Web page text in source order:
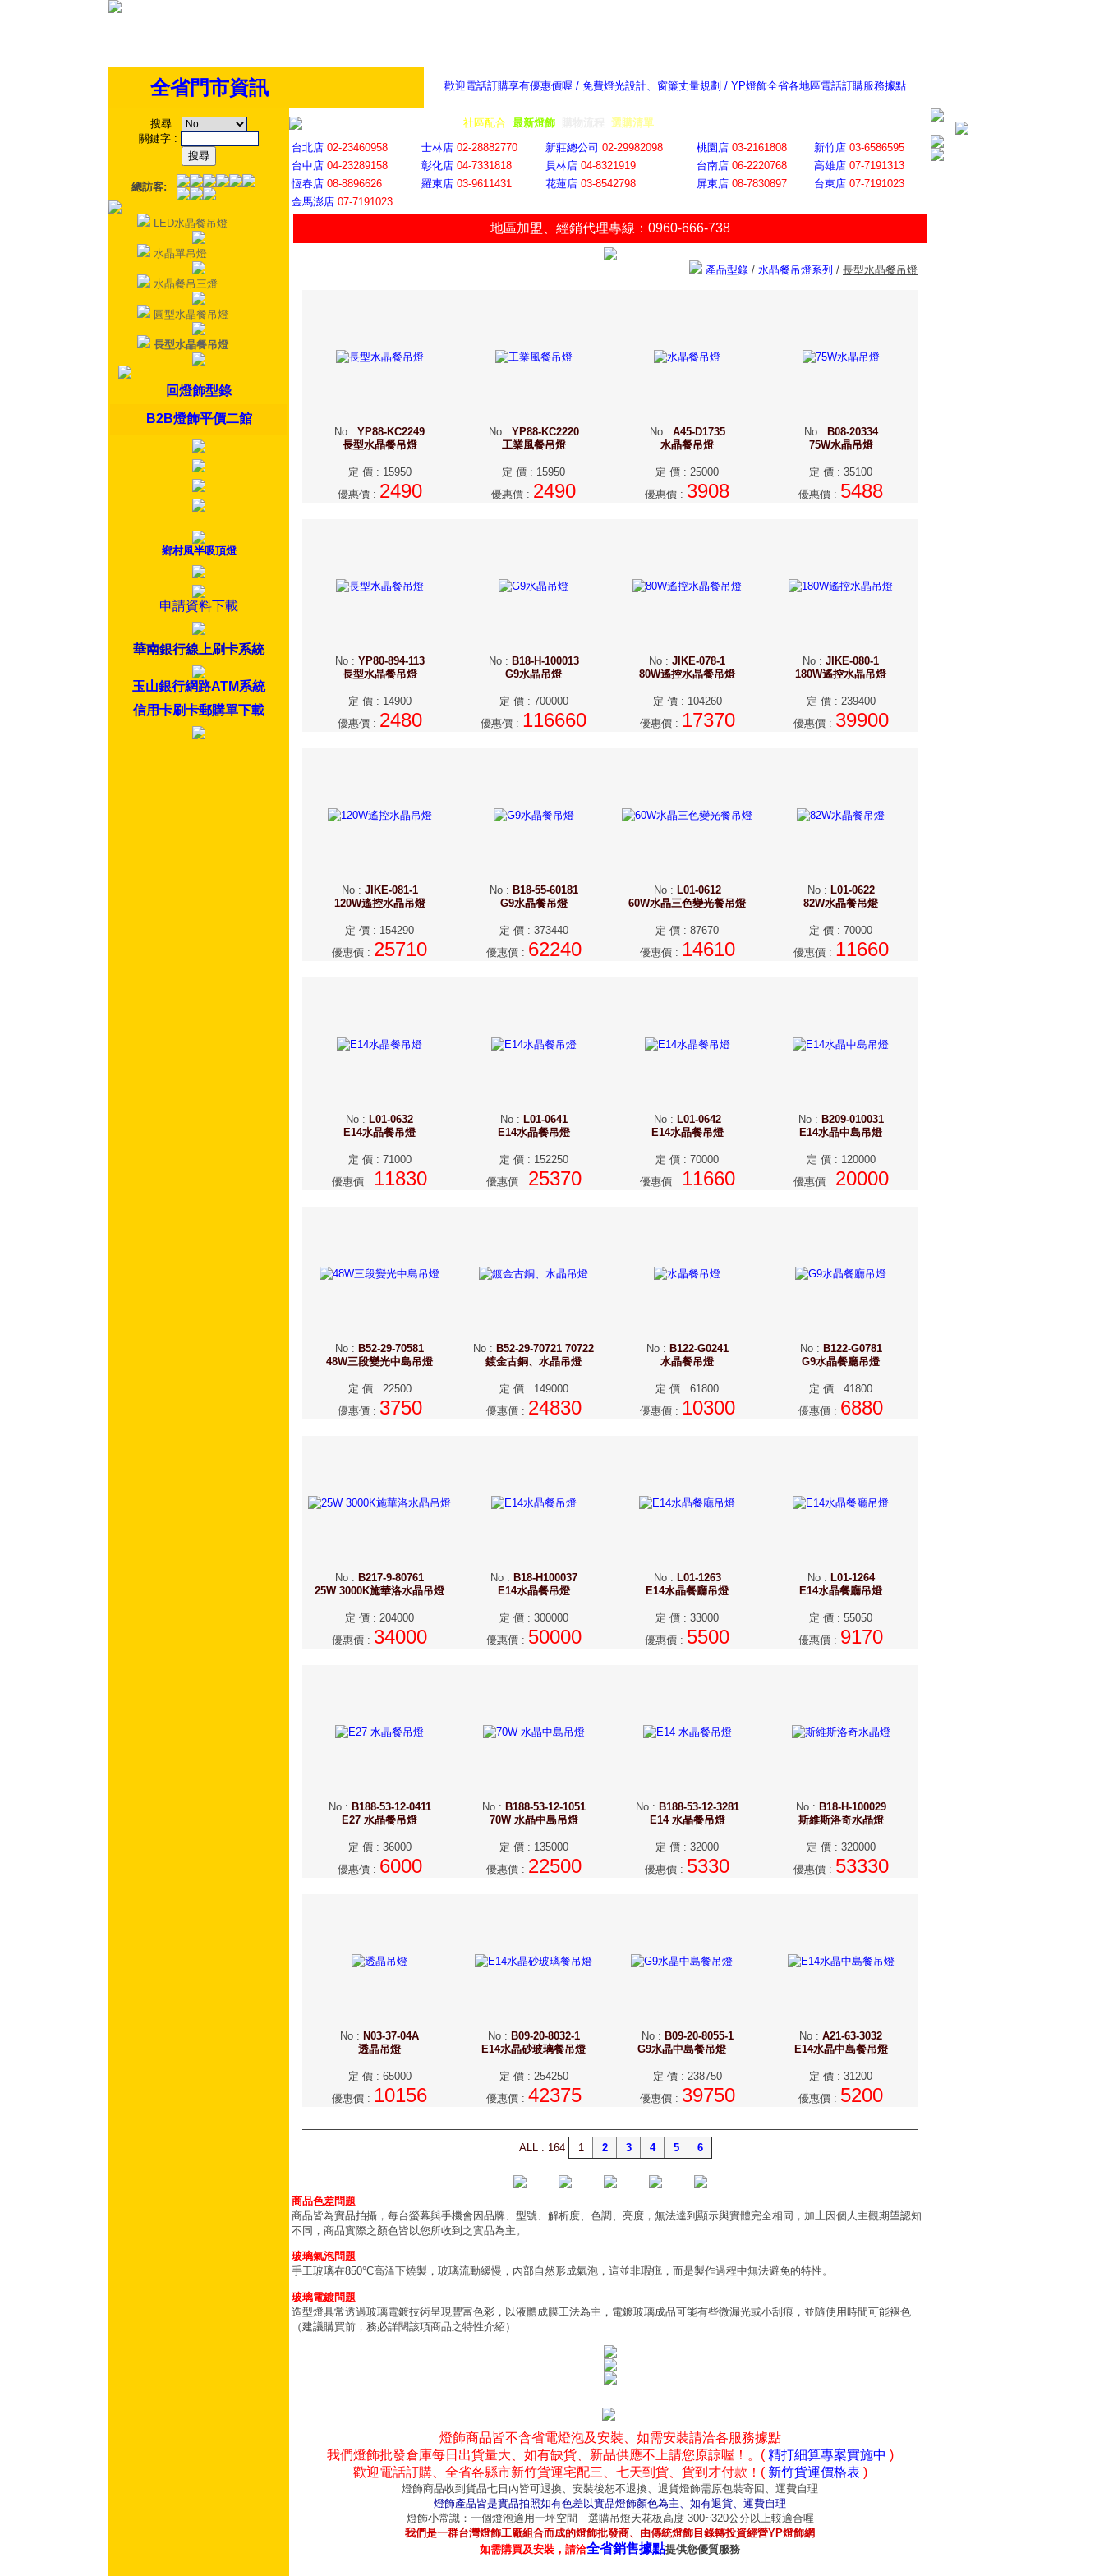
歡迎電話訂購享有優惠價喔 / 免費燈光設計、窗簾丈量規劃 / YP燈飾全省各地區電話訂購服務據點
全省門市資訊
搜尋 :
關鍵字 :
總訪客:
LED水晶餐吊燈
水晶單吊燈
水晶餐吊三燈
圓型水晶餐吊燈
長型水晶餐吊燈
回燈飾型錄
B2B燈飾平價二館
鄉村風半吸頂燈
申請資料下載
華南銀行線上刷卡系統
玉山銀行網路ATM系統
信用卡刷卡郵購單下載
社區配合 最新燈飾 選購清單
台北店 02-23460958 士林店 02-28882770 新莊總公司 02-29982098 桃園店 03-2161808 新竹店 03-6586595
台中店 04-23289158 彰化店 04-7331818 員林店 04-8321919 台南店 06-2220768 高雄店 07-7191313
恆春店 08-8896626 羅東店 03-9611431 花蓮店 03-8542798 屏東店 08-7830897 台東店 07-7191023
金馬澎店 07-7191023
地區加盟 經銷代理專線：0960-666-738
產品型錄 / 水晶餐吊燈系列 / 長型水晶餐吊燈
No : YP88-KC2249
長型水晶餐吊燈
定 價: 15950
優惠價: 2490
No: YP88-KC2220
工業風餐吊燈
定 價 : 15950
優惠價 : 2490
No: A45-D1735
水晶餐吊燈
定 價 : 25000
優惠價 : 3908
No: B08-20334
75W水晶吊燈
定 價 : 35100
優惠價 : 5488
No: YP80-894-113
長型水晶餐吊燈
定 價: 14900
優惠價: 2480
No: B18-H-100013
G9水晶吊燈
定 價: 700000
優惠價 : 116660
No : JIKE-078-1
80W遙控水晶餐吊燈
定 價: 104260
優惠價: 17370
No : JIKE-080-1
180W遙控水晶吊燈
定 價: 239400
優惠價: 39900
No: JIKE-081-1
120W遙控水晶吊燈
定 價 : 154290
優惠價 : 25710
No: B18-55-60181
G9水晶餐吊燈
定 價: 373440
優惠價: 62240
No: L01-0612
60W水晶三色變光餐吊燈
定 價 : 87670
優惠價: 14610
No: L01-0622
82W水晶餐吊燈
定 價 : 70000
優惠價: 11660
No : L01-0632
E14水晶餐吊燈
定 價: 71000
優惠價 : 11830
No: L01-0641
E14水晶餐吊燈
定 價: 152250
優惠價: 25370
No: L01-0642
E14水晶餐吊燈
定 價 : 70000
優惠價: 11660
No: B209-010031
E14水晶中島吊燈
定 價: 120000
優惠價: 20000
No : B52-29-70581
48W三段變光中島吊燈
定 價: 22500
優惠價: 3750
No : B52-29-70721 70722
鍍金古銅、水晶吊燈
定 價: 149000
優惠價: 24830
No: B122-G0241
水晶餐吊燈
定 價 : 61800
優惠價: 10300
No: B122-G0781
G9水晶餐廳吊燈
定 價 : 41800
優惠價 : 6880
No : B217-9-80761
25W 3000K施華洛水晶吊燈
定 價 : 204000
優惠價 : 34000
No: B18-H100037
E14水晶餐吊燈
定 價: 300000
優惠價: 50000
No: L01-1263
E14水晶餐廳吊燈
定 價 : 33000
優惠價 : 5500
No: L01-1264
E14水晶餐廳吊燈
定 價 : 55050
優惠價 : 9170
No: B188-53-12-0411
E27 水晶餐吊燈
定 價: 36000
優惠價: 6000
No: B188-53-12-1051
70W 水晶中島吊燈
定 價: 135000
優惠價: 22500
No: B188-53-12-3281
E14 水晶餐吊燈
定 價 : 32000
優惠價 : 5330
No: B18-H-100029
斯維斯洛奇水晶燈
定 價: 320000
優惠價: 53330
No : N03-37-04A
透晶吊燈
定 價: 65000
優惠價 : 10156
No: B09-20-8032-1
E14水晶砂玻璃餐吊燈
定 價: 254250
優惠價: 42375
No: B09-20-8055-1
G9水晶中島餐吊燈
定 價: 238750
優惠價: 39750
No : A21-63-3032
E14水晶中島餐吊燈
定 價 : 31200
優惠價 : 5200
ALL : 164 1 2 3 4 5 6
商品色差問題
商品皆為實品拍攝，每台螢幕與手機會因品牌、型號、解析度、色調、亮度，無法達到顯示與實體完全相同，加上因個人主觀期望認知
不同，商品實際之顏色皆以您所收到之實品為主。
玻璃氣泡問題
手工玻璃在850°C高溫下燒製，玻璃流動緩慢，內部自然形成氣泡，這並非瑕疵，而是製作過程中無法避免的特性。
玻璃電鍍問題
造型燈具常透過玻璃電鍍技術呈現豐富色彩，以液體成膜工法為主，電鍍玻璃成品可能有些微漏光或小刮痕，並隨使用時間可能褪色
（建議購買前，務必詳閱該項商品之特性介紹）
燈飾商品皆不含省電燈泡及安裝、如需安裝請洽各服務據點
我們燈飾批發倉庫每日出貨量大、如有缺貨、新品供應不上請您原諒喔！。( 精打細算專案實施中 )
歡迎電話訂購、全省各縣市新竹貨運宅配三、七天到貨、貨到才付款！( 新竹貨運價格表 )
燈飾商品收到貨品七日內皆可退換、安裝後恕不退換、退貨燈飾需原包裝寄回、運費自理
燈飾產品皆是實品拍照如有色差以實品燈飾顏色為主、如有退貨、運費自理
燈飾小常識：一個燈泡適用一坪空間 選購吊燈天花板高度 300~320公分以上較適合喔
我們是一群台灣燈飾工廠組合而成的燈飾批發商、由傳統燈飾目錄轉投資經營YP燈飾網
如需購買及安裝，請洽全省銷售據點提供您優質服務